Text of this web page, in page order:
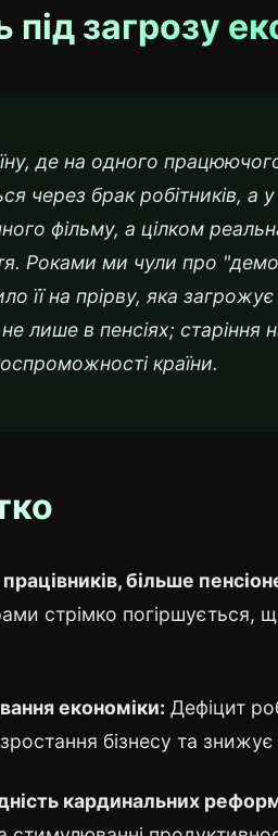
під загрозу
де на одного
через брак робітників, а
фільму, а цілком
Роками ми чули про
її на прірву, яка
лише в пенсіях; старіння
країни.
більше
стрімко погіршується,
економіки: Дефіцит
бізнесу та знижує
кардинальних